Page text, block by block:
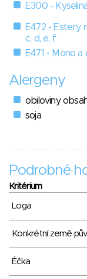
E300 -
E472 - Estery
c, d, e, f
E471 - Mono
Alergeny
obiloviny
soja
Podrobné
Kritérium
Loga
Konkrétní země
Éčka